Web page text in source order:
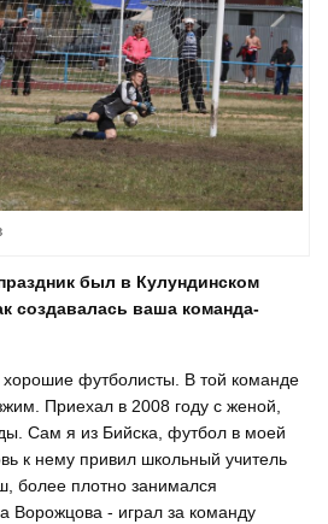
был в Кулундинском
создавалась ваша команда-
футболисты. В той команде
Приехал в 2008 году с женой,
Сам я из Бийска, футбол в моей
к нему привил школьный учитель
более плотно занимался
Ворожцова - играл за команду